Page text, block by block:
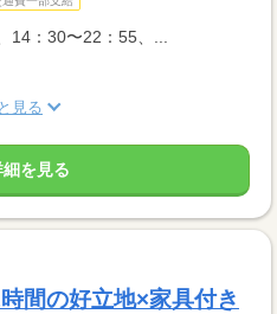
14：30〜22：55、...
見る
を見る
間の好立地×家具付き